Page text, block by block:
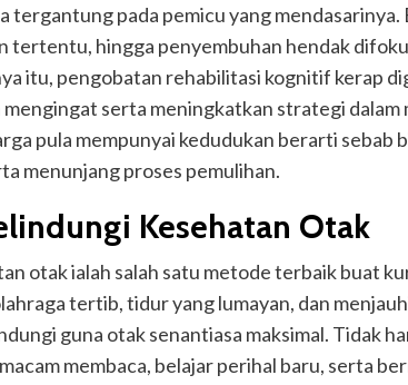
tergantung pada pemicu yang mendasarinya.
tertentu, hingga penyembuhan hendak
itu, pengobatan rehabilitasi kognitif kerap
serta meningkatkan strategi dalam
pula mempunyai kedudukan berarti sebab
menunjang proses pemulihan.
Kesehatan Otak
otak ialah salah satu metode terbaik buat
tertib, tidur yang lumayan, dan
guna otak senantiasa maksimal. Tidak
membaca, belajar perihal baru, serta